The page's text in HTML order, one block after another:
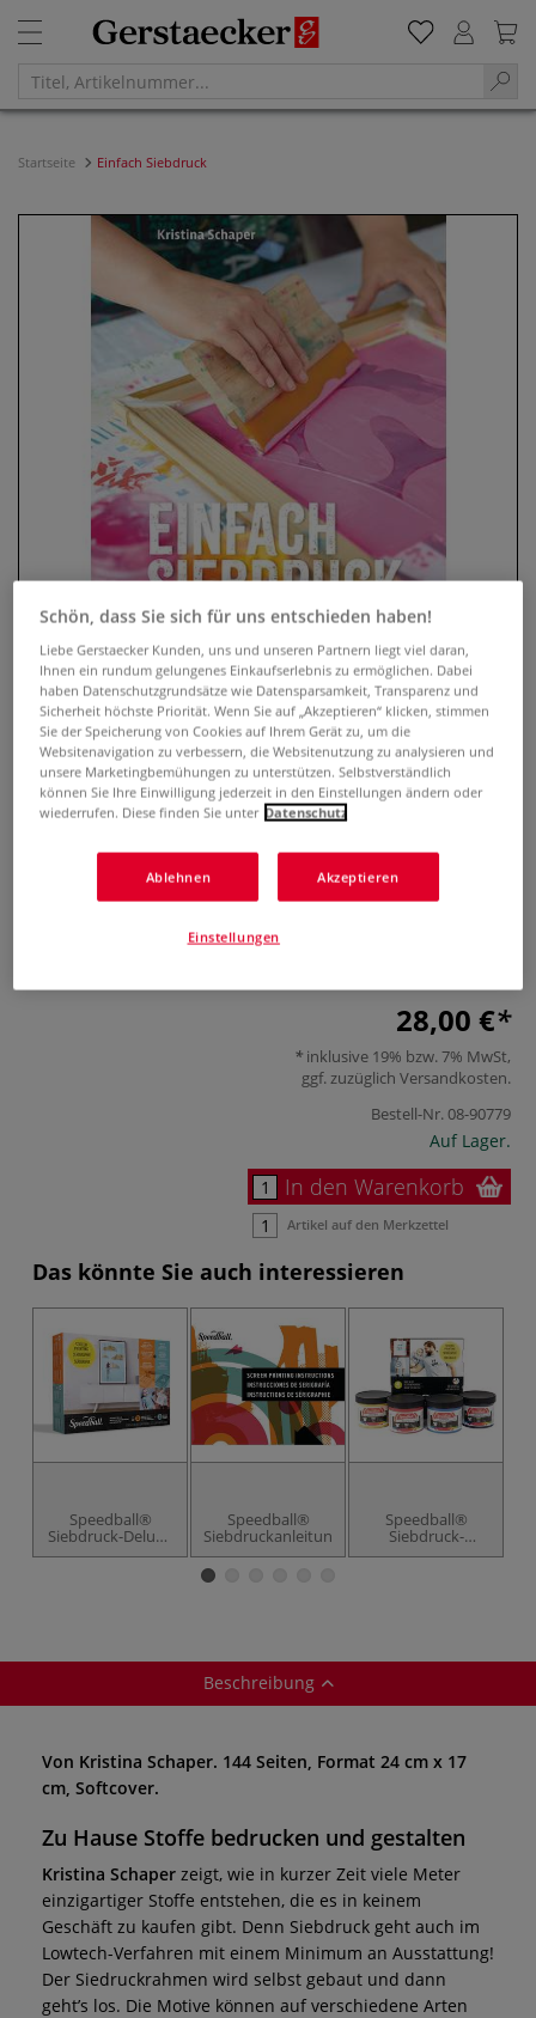
Startseite Einfach Siebdruck
Einfach Siebdruck
0 Bewertungen
So einfach geht Siebdruck! So schnell entstehen
handgemachte Unikate! Der Siebdruckrahmen wird selbst
28,00 €
inklusive 19% bzw. 7% MwSt,
ggf. zuzüglich Versandkosten.
Bestell-Nr.08-90779
Auf Lager.
In den Warenkorb
Artikel auf den Merkzettel
Das könnte Sie auch interessieren
Speedball®
Siebdruck-Deluxe
Set für
Speedball®
Siebdruckanleitung
Speedball®
Siebdruck-
Textilfarben Basic-
Beschreibung
Von Kristina Schaper. 144 Seiten, Format 24 cm x 17
cm, Softcover.
Zu Hause Stoffe bedrucken und gestalten
Kristina Schaper zeigt, wie in kurzer Zeit viele Meter
einzigartiger Stoffe entstehen, die es in keinem
Geschäft zu kaufen gibt. Denn Siebdruck geht auch im
Lowtech-Verfahren mit einem Minimum an Ausstattung!
Der Siedruckrahmen wird selbst gebaut und dann
geht’s los. Die Motive können auf verschiedene Arten
Schön, dass Sie sich für uns entschieden haben!
Liebe Gerstaecker Kunden, uns und unseren Partnern liegt viel daran,
Ihnen ein rundum gelungenes Einkaufserlebnis zu ermöglichen. Dabei
haben Datenschutzgrundsätze wie Datensparsamkeit, Transparenz und
Sicherheit höchste Priorität. Wenn Sie auf „Akzeptieren“ klicken, stimmen
Sie der Speicherung von Cookies auf Ihrem Gerät zu, um die
Websitenavigation zu verbessern, die Websitenutzung zu analysieren und
unsere Marketingbemühungen zu unterstützen. Selbstverständlich
können Sie Ihre Einwilligung jederzeit in den Einstellungen ändern oder
wiederrufen. Diese finden Sie unter Datenschutz
Ablehnen Akzeptieren
Einstellungen